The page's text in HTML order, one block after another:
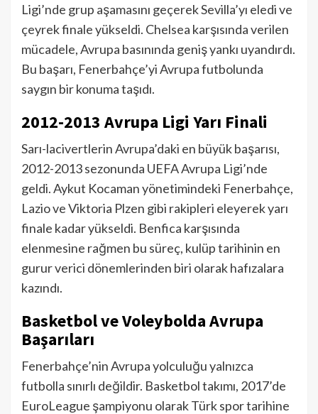
Ligi’nde grup aşamasını geçerek Sevilla’yı eledi ve
çeyrek finale yükseldi. Chelsea karşısında verilen
mücadele, Avrupa basınında geniş yankı uyandırdı.
Bu başarı, Fenerbahçe’yi Avrupa futbolunda
saygın bir konuma taşıdı.
2012-2013 Avrupa Ligi Yarı Finali
Sarı-lacivertlerin Avrupa’daki en büyük başarısı,
2012-2013 sezonunda UEFA Avrupa Ligi’nde
geldi. Aykut Kocaman yönetimindeki Fenerbahçe,
Lazio ve Viktoria Plzen gibi rakipleri eleyerek yarı
finale kadar yükseldi. Benfica karşısında
elenmesine rağmen bu süreç, kulüp tarihinin en
gurur verici dönemlerinden biri olarak hafızalara
kazındı.
Basketbol ve Voleybolda Avrupa
Başarıları
Fenerbahçe’nin Avrupa yolculuğu yalnızca
futbolla sınırlı değildir. Basketbol takımı, 2017’de
EuroLeague şampiyonu olarak Türk spor tarihine